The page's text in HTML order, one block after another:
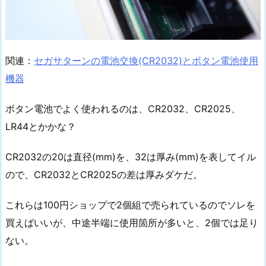
関連： セガサターンの電池交換(CR2032)とボタン電池使用
機器
ボタン電池でよく使われるのは、CR2032、CR2025、
LR44とかかな？
CR2032の20は直径(mm)を、32は厚み(mm)を表してイル
ので、CR2032とCR2025の差は厚みダケだ。
これらは100円ショップで2個組で売られているのでソレを
買えばいいが、中途半端に使用箇所が多いと、2個では足り
ない。